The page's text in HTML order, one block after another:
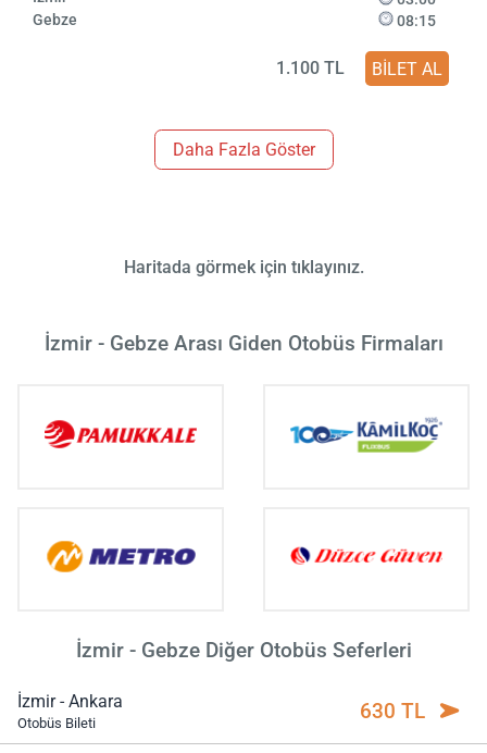
Gebze
08:15
1.100 TL BİLET AL
Daha Fazla Göster
Haritada görmek için tıklayınız.
İzmir - Gebze Arası Giden Otobüs Firmaları
İzmir - Gebze Diğer Otobüs Seferleri
İzmir - Ankara
Otobüs Bileti 630 TL